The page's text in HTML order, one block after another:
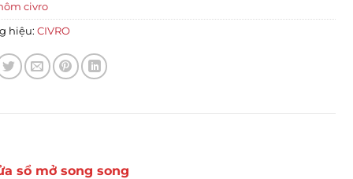
civro
hiệu:CIVRO
sổ mở song song